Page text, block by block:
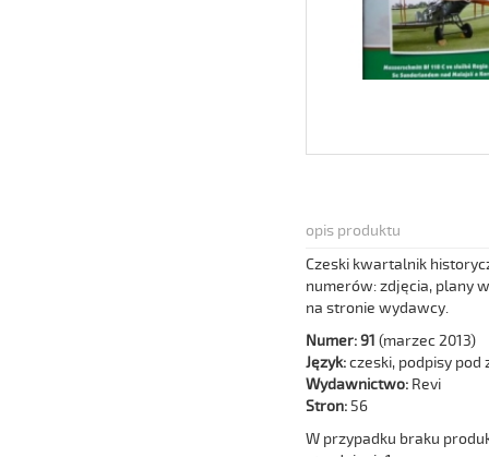
opis produktu
Czeski kwartalnik
numerów: zdjęcia, plany
na stronie wydawcy.
Numer: 91 (marzec 2013)
Język:czeski, podpisy
Wydawnictwo: Revi
Stron:56
W przypadku braku